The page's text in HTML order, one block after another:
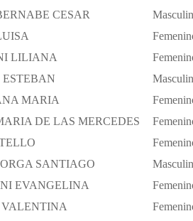
CESAR
LILIANA
MARIA
DE LAS MERCEDES
SANTIAGO
EVANGELINA